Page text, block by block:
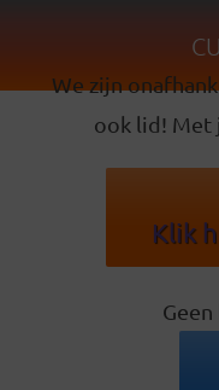
We zijn
ook lid! Met
Klik